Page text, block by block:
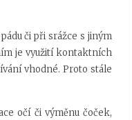
či při srážce s jiným
je využití kontaktních
vhodné. Proto stále
očí či výměnu čoček,